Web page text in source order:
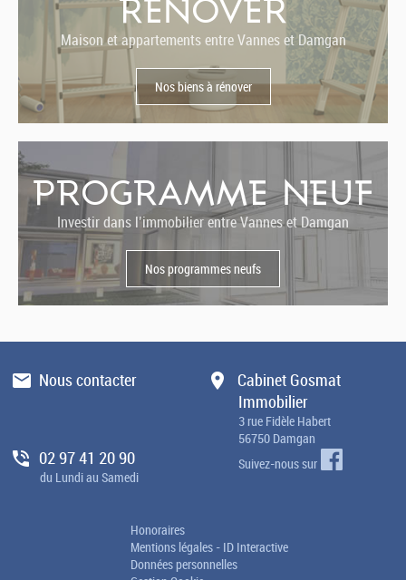
RÉNOVER
Maison et appartements entre Vannes et Damgan
Nos biens à rénover
PROGRAMME NEUF
Investir dans l’immobilier entre Vannes et Damgan
Nos programmes neufs
Nous contacter
Cabinet Gosmat
Immobilier
3 rue Fidèle Habert
56750 Damgan
02 97 41 20 90
du Lundi au Samedi
Suivez-nous sur
Honoraires
Mentions légales - ID Interactive
Données personnelles